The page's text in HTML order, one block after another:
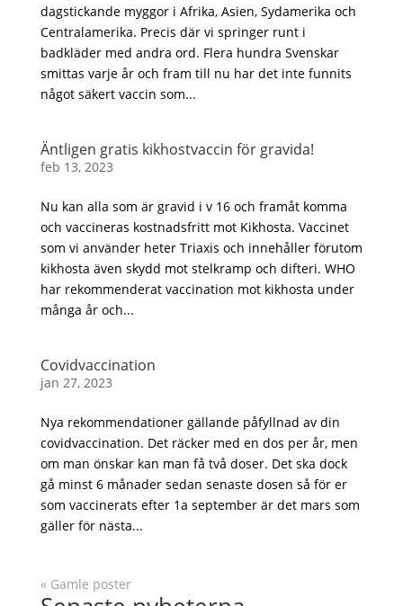
dagstickande myggor i Afrika, Asien, Sydamerika och
Centralamerika. Precis där vi springer runt i
badkläder med andra ord. Flera hundra Svenskar
smittas varje år och fram till nu har det inte funnits
något säkert vaccin som...
Äntligen gratis kikhostvaccin för gravida!
feb 13, 2023
Nu kan alla som är gravid i v 16 och framåt komma
och vaccineras kostnadsfritt mot Kikhosta. Vaccinet
som vi använder heter Triaxis och innehåller förutom
kikhosta även skydd mot stelkramp och difteri. WHO
har rekommenderat vaccination mot kikhosta under
många år och...
Covidvaccination
jan 27, 2023
Nya rekommendationer gällande påfyllnad av din
covidvaccination. Det räcker med en dos per år, men
om man önskar kan man få två doser. Det ska dock
gå minst 6 månader sedan senaste dosen så för er
som vaccinerats efter 1a september är det mars som
gäller för nästa...
« Gamle poster